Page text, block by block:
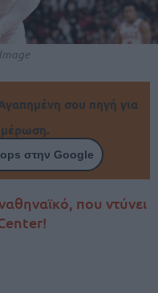
σου πηγή για
στην Google
που ντύνει